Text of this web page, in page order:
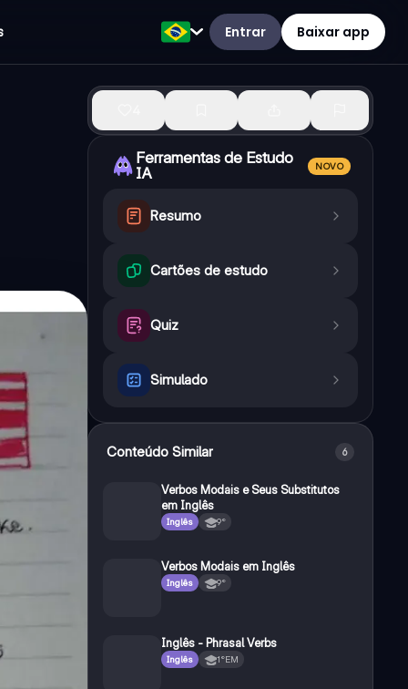
Entrar Baixar app
Ferramentas de Estudo
IA
NOVO
Resumo
Cartões de estudo
Quiz
Simulado
Conteúdo Similar 6
Verbos Modais e Seus Substitutos
em Inglês
Inglês 9°
Verbos Modais em Inglês
Inglês 9°
Inglês - Phrasal Verbs
Inglês 1°EM